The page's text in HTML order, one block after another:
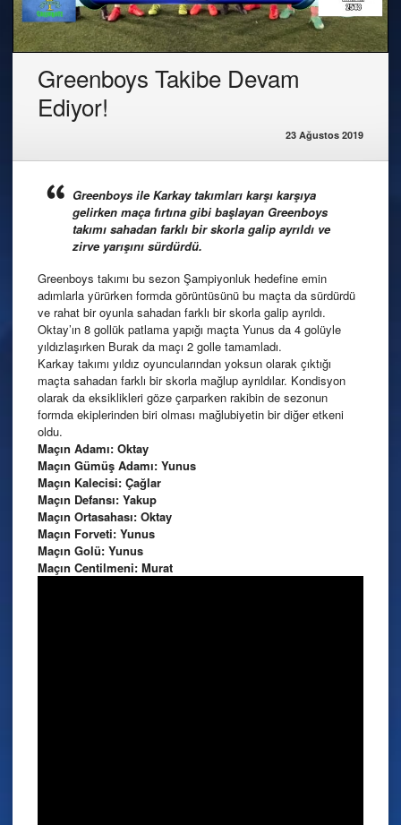
Greenboys Takibe Devam
Ediyor!
23 Ağustos 2019
Greenboys ile Karkay takımları karşı karşıya
gelirken maça fırtına gibi başlayan Greenboys
takımı sahadan farklı bir skorla galip ayrıldı ve
zirve yarışını sürdürdü.
Greenboys takımı bu sezon Şampiyonluk hedefine emin
adımlarla yürürken formda görüntüsünü bu maçta da sürdürdü
ve rahat bir oyunla sahadan farklı bir skorla galip ayrıldı.
Oktay’ın 8 gollük patlama yapığı maçta Yunus da 4 golüyle
yıldızlaşırken Burak da maçı 2 golle tamamladı.
Karkay takımı yıldız oyuncularından yoksun olarak çıktığı
maçta sahadan farklı bir skorla mağlup ayrıldılar. Kondisyon
olarak da eksiklikleri göze çarparken rakibin de sezonun
formda ekiplerinden biri olması mağlubiyetin bir diğer etkeni
oldu.
Maçın Adamı: Oktay
Maçın Gümüş Adamı: Yunus
Maçın Kalecisi: Çağlar
Maçın Defansı: Yakup
Maçın Ortasahası: Oktay
Maçın Forveti: Yunus
Maçın Golü: Yunus
Maçın Centilmeni: Murat